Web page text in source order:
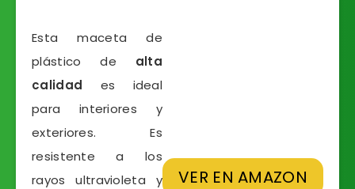
VER EN AMAZON
Esta maceta de
plástico de alta
calidad es ideal
para interiores y
exteriores. Es
resistente a los
rayos ultravioleta y